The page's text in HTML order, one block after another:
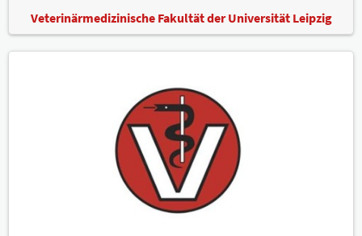
Veterinärmedizinische Fakultät der Universität Leipzig